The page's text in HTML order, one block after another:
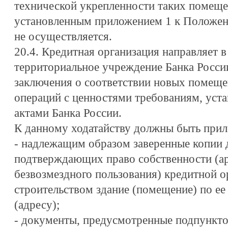
технической укрепленности таких
установленным приложением 1 к
не осуществляется.
20.4. Кредитная организация направляет
территориальное учреждение Банка
заключения о соответствии новых
операций с ценностями требованиям,
актами Банка России.
К данному ходатайству должны быть
- надлежащим образом заверенные копии
подтверждающих право собственности
безвозмездного пользования) кредитной
строительством здание (помещение) по
(адресу);
- документы, предусмотренные